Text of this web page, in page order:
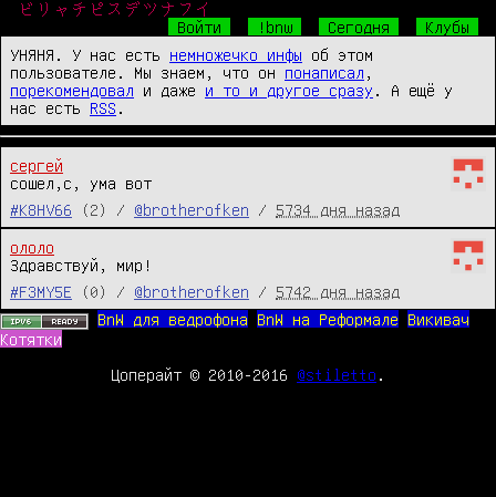
ビリャチピスデツナフイ
Войти
!bnw Сегодня
Клубы
УНЯНЯ. У нас есть немножечко инфы об этом
пользователе. Мы знаем, что он понаписал
порекомендовал и даже и то и другое сразу . А ещё у
нас есть RSS
сергей
сошел,с, ума вот
#K8HV66
(2) / @brotherofken / 5734 дня назад
ололо
Здравствуй, мир!
#F3MY5E
(0) / @brotherofken / 5742 дня назад
BnW для ведрофона
BnW на Реформале
Викивач
Котятки
Цоперайт © 2010-2016 @stiletto